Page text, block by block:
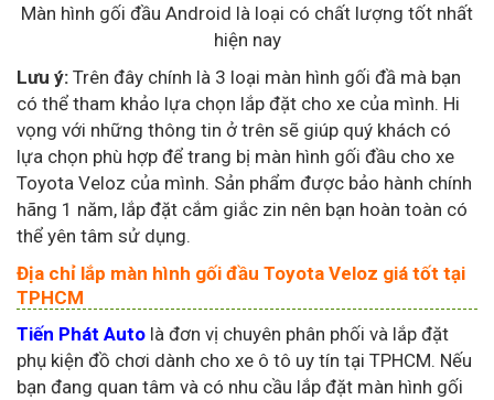
Màn hình gối đầu Android là loại có chất lượng tốt nhất
hiện nay
Lưu ý: Trên đây chính là 3 loại màn hình gối đầ mà bạn
có thể tham khảo lựa chọn lắp đặt cho xe của mình. Hi
vọng với những thông tin ở trên sẽ giúp quý khách có
lựa chọn phù hợp để trang bị màn hình gối đầu cho xe
Toyota Veloz của mình. Sản phẩm được bảo hành chính
hãng 1 năm, lắp đặt cắm giắc zin nên bạn hoàn toàn có
thể yên tâm sử dụng.
Địa chỉ lắp màn hình gối đầu Toyota Veloz giá tốt tại
TPHCM
Tiến Phát Auto là đơn vị chuyên phân phối và lắp đặt
phụ kiện đồ chơi dành cho xe ô tô uy tín tại TPHCM. Nếu
bạn đang quan tâm và có nhu cầu lắp đặt màn hình gối